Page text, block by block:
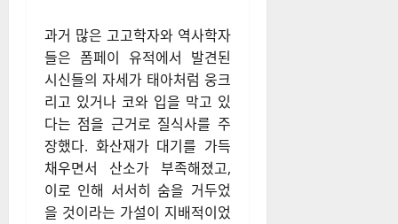
과거 많은 고고학자와 역사학자
들은 폼페이 유적에서 발견된
시신들의 자세가 태아처럼 웅크
리고 있거나 코와 입을 막고 있
다는 점을 근거로 질식사를 주
장했다. 화산재가 대기를 가득
채우면서 산소가 부족해졌고,
이로 인해 서서히 숨을 거두었
을 것이라는 가설이 지배적이었